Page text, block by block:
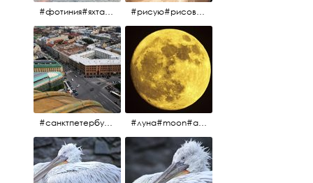
#фотиния#яхтафотиния#дмитриймедведев#медведев#яхта#алыепаруса2013#2013#алыепаруса #нева#санктпетербург #yachtphotinia#yacht #рисую#рисовать#краскихолстмасло#картина#холст#кисточки#палитра#художник#портрет#aplgallery
#санктпетербург #исаакиевскийсобор #исакий #луна#moon#апрельскаялуна#санктпетербург